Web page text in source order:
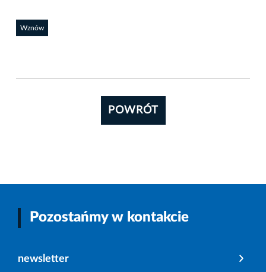
Wznów
POWRÓT
Pozostańmy w kontakcie
newsletter